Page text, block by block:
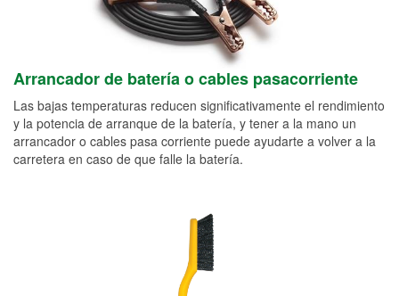
Arrancador de batería o cables pasacorriente
Las bajas temperaturas reducen significativamente el rendimiento
y la potencia de arranque de la batería, y tener a la mano un
arrancador o cables pasa corriente puede ayudarte a volver a la
carretera en caso de que falle la batería.